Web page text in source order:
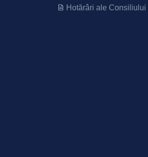
Hotărâri ale Consiliului